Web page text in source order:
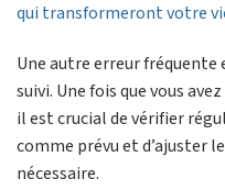
qui transformeront votre
Une autre erreur
suivi. Une fois que vous
il est crucial de vérifier
comme prévu et d’ajuster
nécessaire.